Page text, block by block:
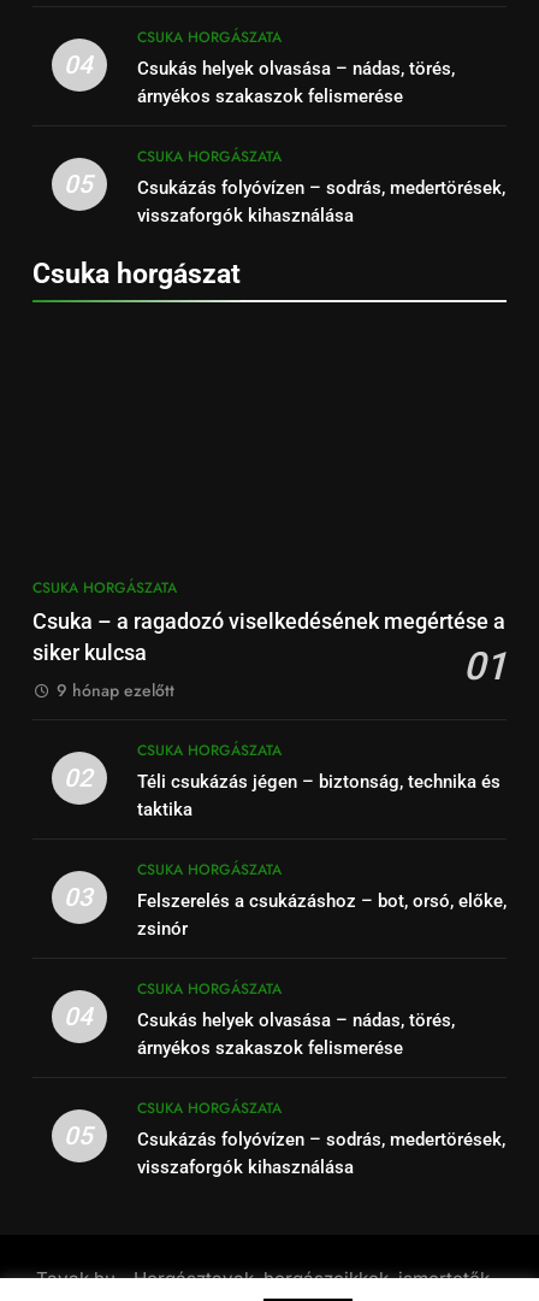
04
CSUKA HORGÁSZATA
Csukás helyek olvasása – nádas, törés,
árnyékos szakaszok felismerése
05
CSUKA HORGÁSZATA
Csukázás folyóvízen – sodrás, medertörések,
visszaforgók kihasználása
Csuka horgászat
CSUKA HORGÁSZATA
Csuka – a ragadozó viselkedésének megértése a
siker kulcsa
01
9 hónap ezelőtt
02
CSUKA HORGÁSZATA
Téli csukázás jégen – biztonság, technika és
taktika
03
CSUKA HORGÁSZATA
Felszerelés a csukázáshoz – bot, orsó, előke,
zsinór
04
CSUKA HORGÁSZATA
Csukás helyek olvasása – nádas, törés,
árnyékos szakaszok felismerése
05
CSUKA HORGÁSZATA
Csukázás folyóvízen – sodrás, medertörések,
visszaforgók kihasználása
Tavak.hu - Horgásztavak, horgászcikkek, ismertetők -